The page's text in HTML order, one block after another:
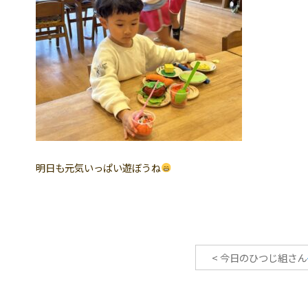
明日も元気いっぱい遊ぼうね
<今日のひつじ組さん